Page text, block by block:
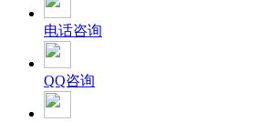
电话咨询
QQ咨询